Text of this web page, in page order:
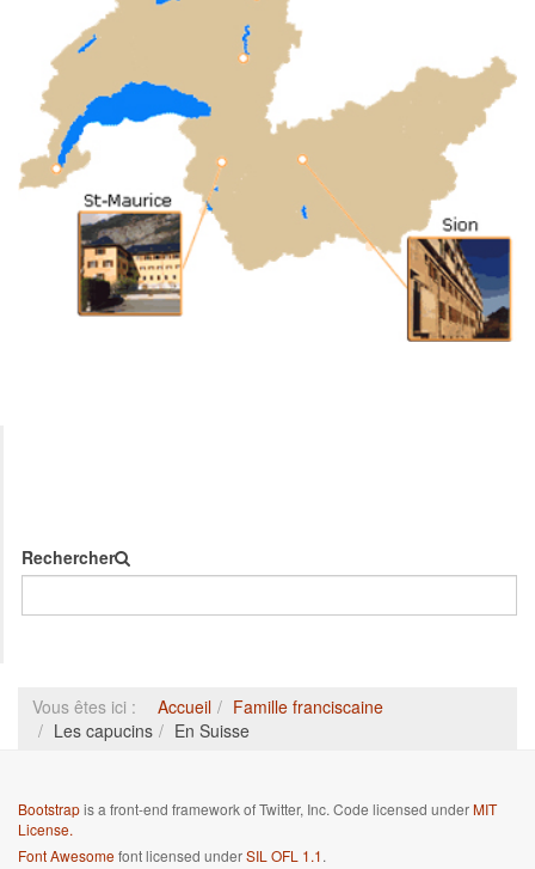
Rechercher
Vous êtes ici : Accueil
Famille franciscaine
Les capucins
En Suisse
Bootstrapis a front-end framework of Twitter, Inc. Code licensed underMIT
License.
Font Awesomefont licensed underSIL OFL 1.1.